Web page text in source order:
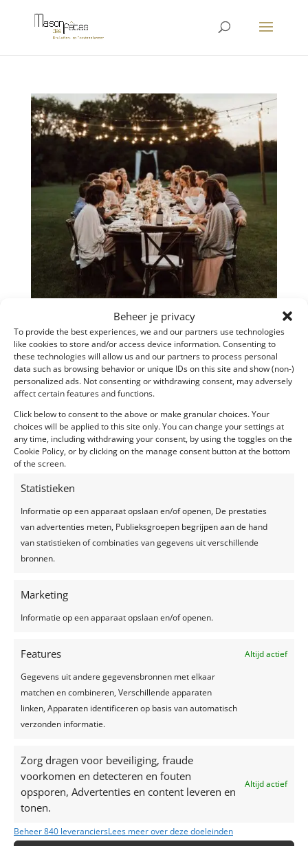
Beheer je privacy
To provide the best experiences, we and our partners use technologies
like cookies to store and/or access device information. Consenting to
these technologies will allow us and our partners to process personal
data such as browsing behavior or unique IDs on this site and show (non-)
personalized ads. Not consenting or withdrawing consent, may adversely
affect certain features and functions.
Click below to consent to the above or make granular choices. Your
choices will be applied to this site only. You can change your settings at
any time, including withdrawing your consent, by using the toggles on the
Cookie Policy, or by clicking on the manage consent button at the bottom
of the screen.
Statistieken
Informatie op een apparaat opslaan en/of openen, De prestaties
van advertenties meten, Publieksgroepen begrijpen aan de hand
van statistieken of combinaties van gegevens uit verschillende
bronnen.
Marketing
Informatie op een apparaat opslaan en/of openen.
Features
Altijd actief
Gegevens uit andere gegevensbronnen met elkaar
matchen en combineren, Verschillende apparaten
linken, Apparaten identificeren op basis van automatisch
verzonden informatie.
Zorg dragen voor beveiliging, fraude
voorkomen en detecteren en fouten
opsporen, Advertenties en content leveren en
tonen.
Altijd actief
Beheer 840 leveranciersLees meer over deze doeleinden
Intiem trouwen? Kies voor een micro wedding!
doorliesbet|mei 8, 2021|Blog
Je kan je anno 2021 al bijna geen trouwfeest met
keken dit jaar uit naar hun trouwdag en misschien
was jij daar zelfs één van. Helaas is het nog niet
mogelijk om met 100 gasten je huwelijk te vieren,
maar binnenkort wel...
Recente berichten
Trouwjurken trends 2024
Zelfgemaakte limonade, hét recept voor een
Top 7 trends voor huwelijken in 2024-2025
Zo creëer je het perfecte sprookjesfeest!
Recente reacties